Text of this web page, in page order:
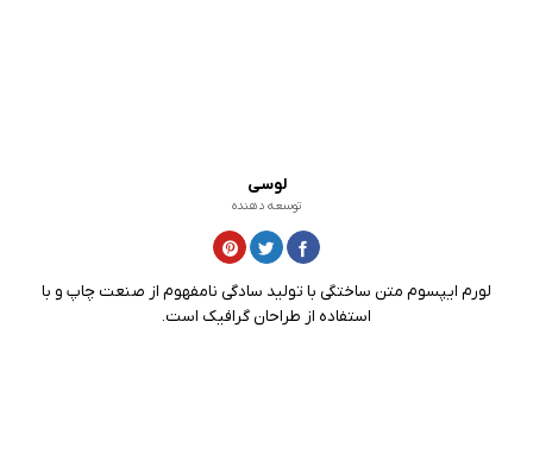
لوسی
توسعه دهنده
لورم ایپسوم متن ساختگی با تولید سادگی نامفهوم از صنعت چاپ و با
استفاده از طراحان گرافیک است.